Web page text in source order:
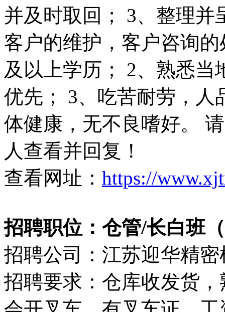
并及时取回； 3、整理并
客户的维护，客户咨询
及以上学历； 2、熟悉
优先； 3、吃苦耐劳，人
体健康，无不良嗜好。
人查看并回复！
查看网址： https://
招聘职位：仓管/长白班
招聘公司：江苏迎华精
招聘要求：仓库收发货